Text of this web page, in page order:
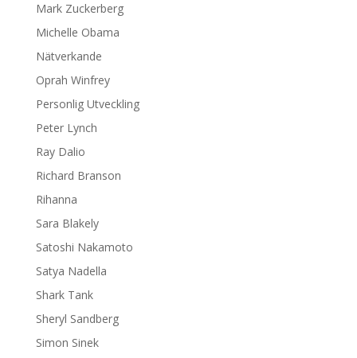
Mark Zuckerberg
Michelle Obama
Nätverkande
Oprah Winfrey
Personlig Utveckling
Peter Lynch
Ray Dalio
Richard Branson
Rihanna
Sara Blakely
Satoshi Nakamoto
Satya Nadella
Shark Tank
Sheryl Sandberg
Simon Sinek